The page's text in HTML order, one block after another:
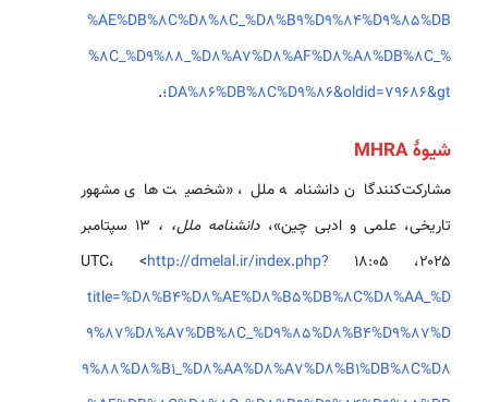
%AE%DB%8C%D8%8C_%D8%B9%D9%84%D9%85%DB
%8C_%D9%88_%D8%A7%D8%AF%D8%A8%DB%8C_%
DA%86%DB%8C%D9%86&oldid=79686&gt؛ .
شیوهٔ MHRA
مشارکت‌کنندگان دانشنامه ملل، «شخصیت های مشهور
تاریخی، علمی و ادبی چین»، دانشنامه ملل، ،
۱۳ سپتامبر
۲۰۲۵، ‏۱۸:۰۵ UTC، <
http://dmelal.ir/index.php?
title=%D8%B4%D8%AE%D8%B5%DB%8C%D8%AA_%D
9%87%D8%A7%DB%8C_%D9%85%D8%B4%D9%87%D
9%88%D8%B1_%D8%AA%D8%A7%D8%B1%DB%8C%D8